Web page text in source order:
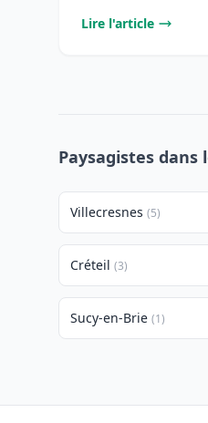
Lire l'article
Paysagistes
Villecresnes (5)
Créteil (3)
Sucy-en-Brie (1)